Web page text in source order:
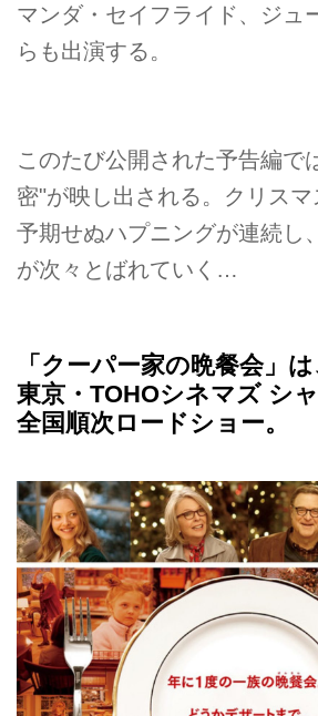
マンダ・セイフライド、ジュ
らも出演する。
このたび公開された予告編で
密"が映し出される。クリス
予期せぬハプニングが連続し
が次々とばれていく…
「クーパー家の晩餐会」
東京・TOHOシネマズ シ
全国順次ロードショー。